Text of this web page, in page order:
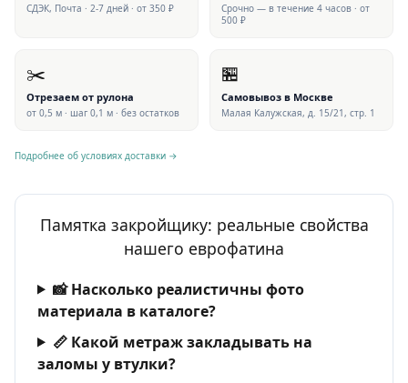
СДЭК, Почта · 2-7 дней · от 350 ₽
Срочно — в течение 4 часов · от
500 ₽
✂️
Отрезаем от рулона
от 0,5 м · шаг 0,1 м · без остатков
🏪
Самовывоз в Москве
Малая Калужская, д. 15/21, стр. 1
Подробнее об условиях доставки →
Памятка закройщику: реальные свойства
нашего еврофатина
📸 Насколько реалистичны фото
материала в каталоге?
📏 Какой метраж закладывать на
заломы у втулки?